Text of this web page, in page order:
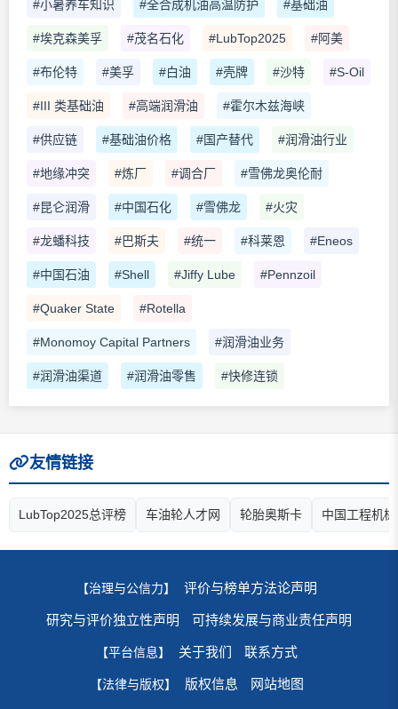
#小暑养车知识 #全合成机油高温防护 #基础油
#埃克森美孚 #茂名石化 #LubTop2025 #阿美
#布伦特 #美孚 #白油 #壳牌 #沙特 #S-Oil
#III 类基础油 #高端润滑油 #霍尔木兹海峡
#供应链 #基础油价格 #国产替代 #润滑油行业
#地缘冲突 #炼厂 #调合厂 #雪佛龙奥伦耐
#昆仑润滑 #中国石化 #雪佛龙 #火灾
#龙蟠科技 #巴斯夫 #统一 #科莱恩 #Eneos
#中国石油 #Shell #Jiffy Lube #Pennzoil
#Quaker State #Rotella
#Monomoy Capital Partners #润滑油业务
#润滑油渠道 #润滑油零售 #快修连锁
友情链接
LubTop2025总评榜 车油轮人才网 轮胎奥斯卡 中国工程机
【治理与公信力】 评价与榜单方法论声明
研究与评价独立性声明 可持续发展与商业责任声明
【平台信息】 关于我们 联系方式
【法律与版权】 版权信息 网站地图